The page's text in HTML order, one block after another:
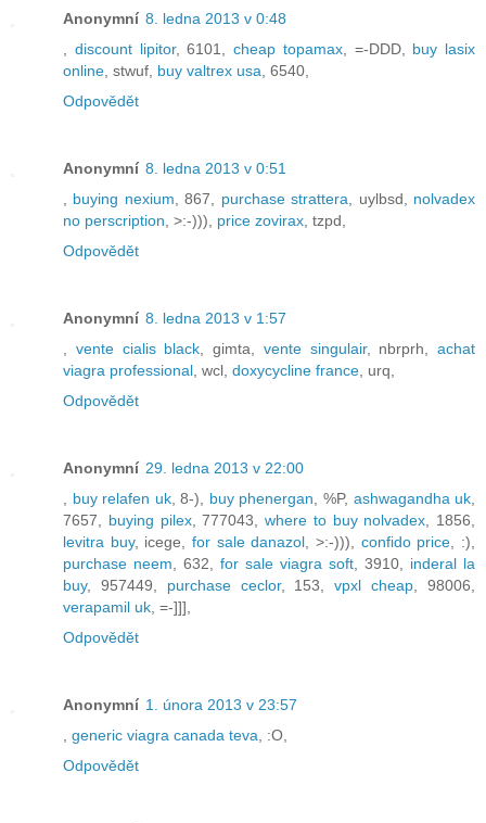
Anonymní 8. ledna 2013 v 0:48
, discount lipitor, 6101, cheap topamax, =-DDD, buy lasix
online, stwuf, buy valtrex usa, 6540,
Odpovědět
Anonymní 8. ledna 2013 v 0:51
, buying nexium, 867, purchase strattera, uylbsd, nolvadex
no perscription, >:-))), price zovirax, tzpd,
Odpovědět
Anonymní 8. ledna 2013 v 1:57
, vente cialis black, gimta, vente singulair, nbrprh, achat
viagra professional, wcl, doxycycline france, urq,
Odpovědět
Anonymní 29. ledna 2013 v 22:00
, buy relafen uk, 8-), buy phenergan, %P, ashwagandha uk,
7657, buying pilex, 777043, where to buy nolvadex, 1856,
levitra buy, icege,for sale danazol, >:-))), confido price, :),
purchase neem, 632, for sale viagra soft, 3910, inderal la
buy, 957449, purchase ceclor, 153,vpxl cheap, 98006,
verapamil uk, =-]]],
Odpovědět
Anonymní 1. února 2013 v 23:57
, generic viagra canada teva, :O,
Odpovědět